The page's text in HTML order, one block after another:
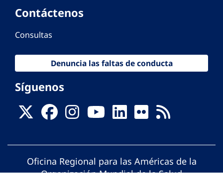
Contáctenos
Consultas
Denuncia las faltas de conducta
Síguenos
Oficina Regional para las Américas de la
Organización Mundial de la Salud